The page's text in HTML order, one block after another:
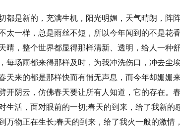
都是新的，充满生机，阳光明媚，天气晴朗，阵
太一样，总是雨丝不短，所以今年闻到的不是花
晴，整个世界都显得那样清新、透明，给人一种
每场雨都来得那样及时，为我冲洗伤口，冲去尘
天来的都是那样快而有悄无声息，而今年却姗姗
开阴云，仿佛春天要让所有人知道，它的存在。
生活，面对眼前的一切;春天的到来，给了我新的
万物正在生长;春天的到来，给了我火一般的激情